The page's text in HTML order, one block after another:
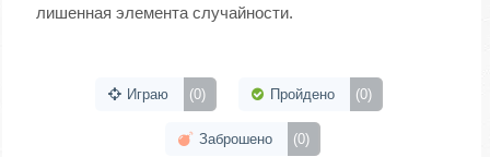
лишенная элемента случайности.
Играю (0) Пройдено (0)
Заброшено (0)